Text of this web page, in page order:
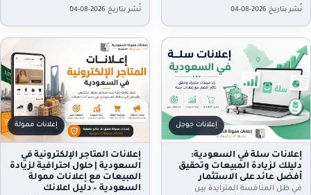
الحملات الإعلانية في السعودية خطوة
أساسية لأي نشاط تجاري يسعى
إلى…
نُشر بتاريخ 2026-08-04
استراتيجيات التسويق الرقمي التي
تساعد الشركات والمتاجر الإلكترونية
على استعادة العملاء…
نُشر بتاريخ 2026-08-04
إعلانات جوجل
إعلانات سلة في السعودية:
دليلك لزيادة المبيعات وتحقيق
أفضل عائد على الاستثمار
في ظل المنافسة المتزايدة بين
إعلانات ممولة
إعلانات المتاجر الإلكترونية في
السعودية | حلول احترافية لزيادة
المبيعات مع إعلانات ممولة
السعودية – دليل اعلانك